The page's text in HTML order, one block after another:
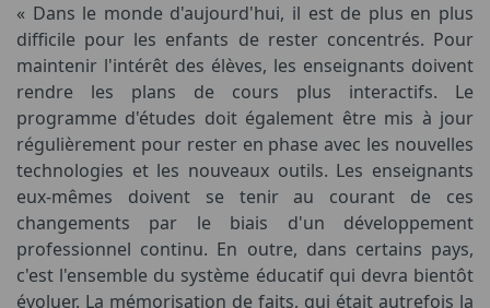
« Dans le monde d'aujourd'hui, il est de plus en plus
difficile pour les enfants de rester concentrés. Pour
maintenir l'intérêt des élèves, les enseignants doivent
rendre les plans de cours plus interactifs. Le
programme d'études doit également être mis à jour
régulièrement pour rester en phase avec les nouvelles
technologies et les nouveaux outils. Les enseignants
eux-mêmes doivent se tenir au courant de ces
changements par le biais d'un développement
professionnel continu. En outre, dans certains pays,
c'est l'ensemble du système éducatif qui devra bientôt
évoluer. La mémorisation de faits, qui était autrefois la